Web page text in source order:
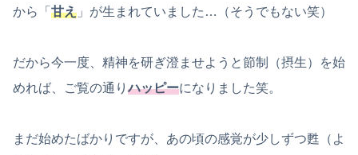
から「 甘え 」が生まれていました…（そうでもない笑）
だから今一度、精神を研ぎ澄ませようと節制（摂生）を始
めれば、ご覧の通りハッピーになりました笑。
まだ始めたばかりですが、あの頃の感覚が少しずつ甦（よ